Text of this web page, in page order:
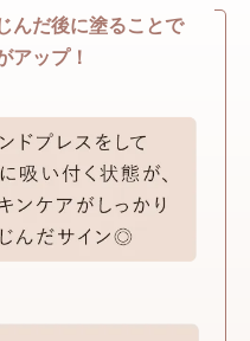
んだ後に塗ることで
アップ！